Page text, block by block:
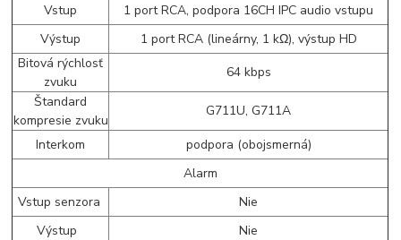
Vstup
1 port RCA, podpora 16CH IPC audio vstupu
Výstup
1 port RCA (lineárny, 1 kΩ), výstup HD
Bitová rýchlosť
zvuku
64 kbps
Štandard
kompresie zvuku
G711U, G711A
Interkom
podpora (obojsmerná)
Alarm
Vstup senzora
Nie
Výstup
Nie